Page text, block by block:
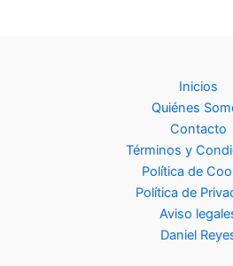
Inicios
Quiénes
Contacto
Términos y
Política de
Política de
Aviso
Daniel